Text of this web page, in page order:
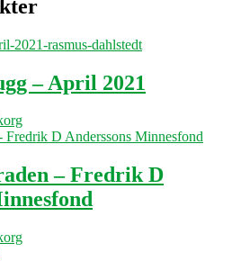
– April 2021
– Fredrik D